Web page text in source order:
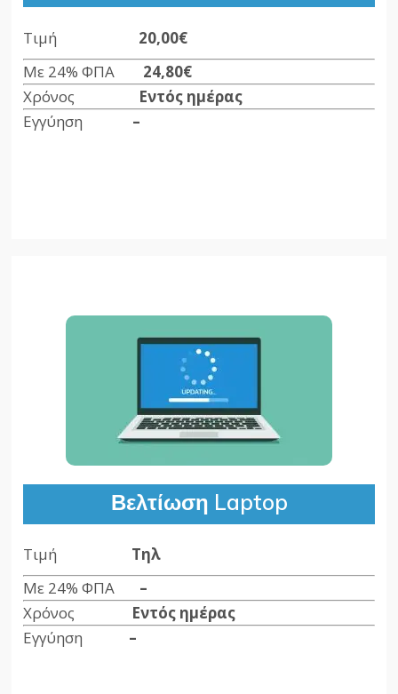
Τιμή 20,00€
Με 24% ΦΠΑ 24,80€
Χρόνος Εντός ημέρας
Εγγύηση –
Βελτίωση Laptop
Τιμή Tηλ
Με 24% ΦΠΑ –
Χρόνος Εντός ημέρας
Εγγύηση –